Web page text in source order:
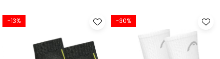
-13% -30%